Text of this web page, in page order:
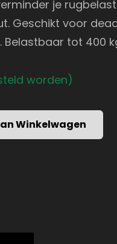
je
Geschikt voor
Belastbaar tot 400
worden)
Winkelwagen